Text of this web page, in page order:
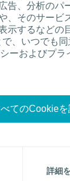
告、分析のパ
、そのサービ
示するなどの
、いつでも
ーおよびプラ
てのCookieを
詳細
カウンセ
詳しく見る